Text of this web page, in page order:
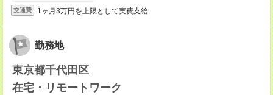
交通費 1ヶ月3万円を上限として実費支給
勤務地
東京都千代田区
在宅・リモートワーク